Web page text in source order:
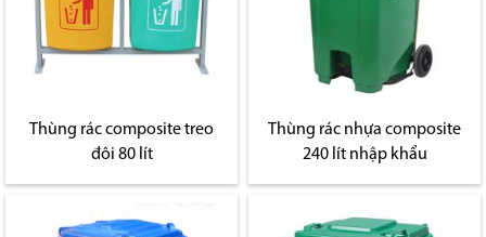
Thùng rác composite treo
đôi 80 lít
Thùng rác nhựa composite
240 lít nhập khẩu